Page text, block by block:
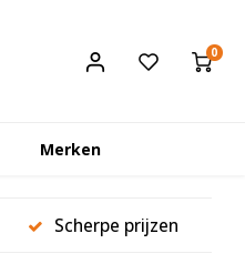
0
Merken
Scherpe prijzen